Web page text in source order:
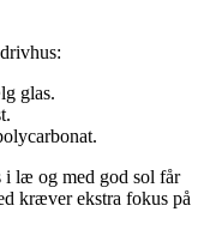
glas.
i læ og med god sol får
kræver ekstra fokus på